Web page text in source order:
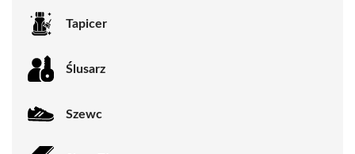
Tapicer
Ślusarz
Szewc